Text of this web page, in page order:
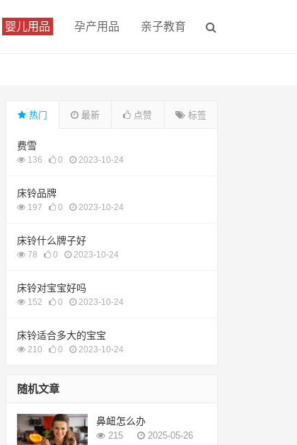
婴儿用品 孕产用品 亲子教育
热门 最新 点赞 标签
费雪
136 0 2023-10-24
床铃品牌
197 0 2023-10-24
床铃什么牌子好
78 0 2023-10-24
床铃对宝宝好吗
152 0 2023-10-24
床铃适合多大的宝宝
210 0 2023-10-24
随机文章
鼻衄怎么办
215 2025-05-26